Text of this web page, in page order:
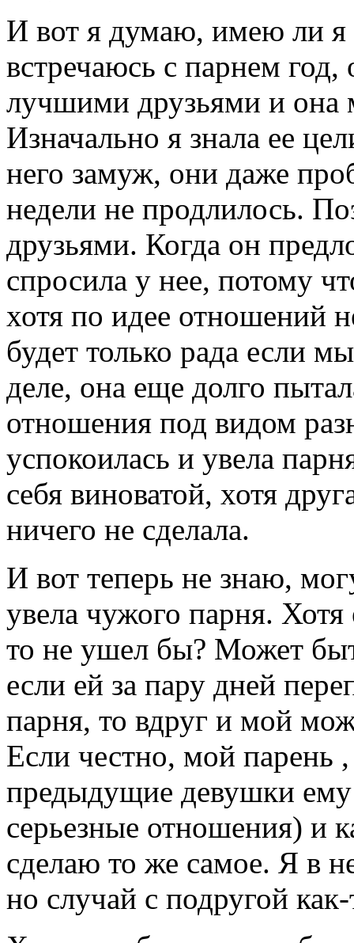
И вот я думаю, имею ли я
встречаюсь с парнем
лучшими друзьями и она
Изначально я знала ее
него замуж, они даже
недели не продлилось.
друзьями. Когда он
спросила у нее, потому
хотя по идее отношений
будет только рада если
деле, она еще долго
отношения под видом
успокоилась и увела
себя виноватой, хотя
ничего не сделала.
И вот теперь не знаю,
увела чужого парня.
то не ушел бы? Может
если ей за пару дней
парня, то вдруг и мой
Если честно, мой парень
предыдущие девушки
серьезные отношения) и
сделаю то же самое. Я в
но случай с подругой